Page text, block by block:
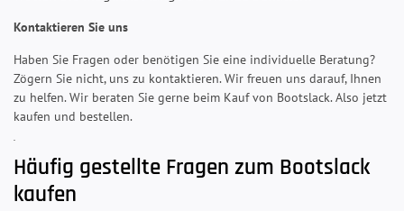
Kontaktieren Sie uns
Haben Sie Fragen oder benötigen Sie eine individuelle Beratung?
Zögern Sie nicht, uns zu kontaktieren. Wir freuen uns darauf, Ihnen
zu helfen. Wir beraten Sie gerne beim Kauf von Bootslack. Also jetzt
kaufen und bestellen.
Häufig gestellte Fragen zum Bootslack
kaufen